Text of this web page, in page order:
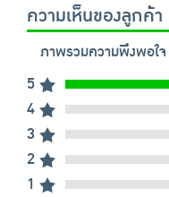
ความเห็นของลูกค้า
ภาพรวมความพึงพอใจ
5
4
3
2
1